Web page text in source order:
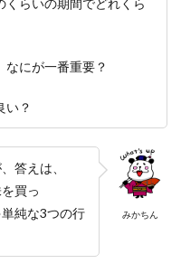
くらいの期間でどれくら
なにが一番重要？
い？
みかちん
答えは、
買っ
純な3つの行